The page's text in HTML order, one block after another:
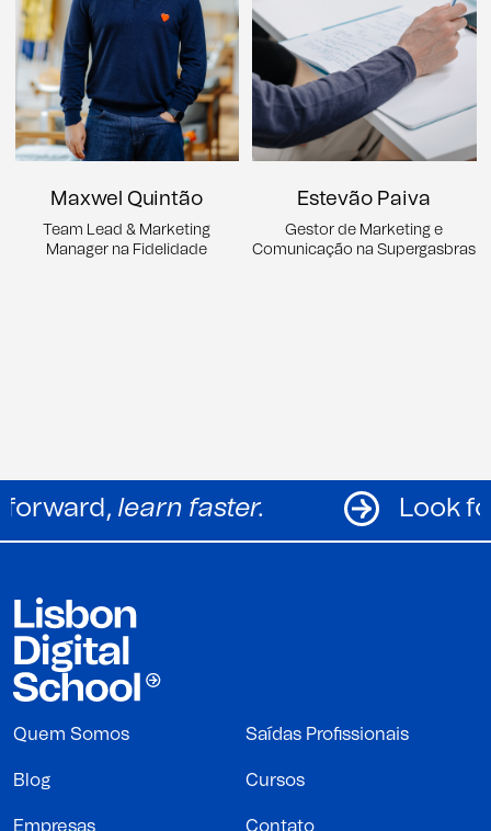
Maxwel Quintão
Team Lead & Marketing
Manager na Fidelidade
Estevão Paiva
Gestor de Marketing e
Comunicação na Supergasbras
Look forward, learn faster.
Quem Somos Saídas Profissionais
Blog Cursos
Empresas Contato